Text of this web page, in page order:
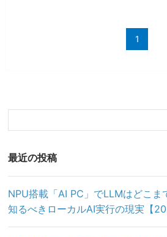
1
最近の投稿
NPU搭載「AI PC」でLLMはどこま
知るべきローカルAI実行の現実【